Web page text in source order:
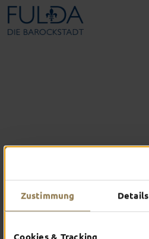
Zustimmung Details
Cookies & Tracking
Das erlebst du nur in Fulda